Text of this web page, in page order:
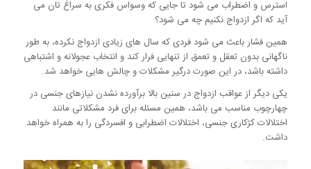
استرس و اضطراب می شود تا جایی که وسواس فکری به سراغ تان می
آید که اگر ازدواج نکنیم چه می شود؟
همین فشار باعث می شود فردی که سال های زیادی ازدواج نکرده، به طور
ناگهانی بدون تعقل و تعمق از تنهایی فرار کند و انتخاب عجولانه و اشتباهی
داشته باشد، در این صورت درگیر مشکلات و چالش هایی خواهد شد.
یکی دیگر از عواقب ازدواج در سنین بالا برآورده نشدن نیازهای جنسی در
چهارچوب مناسب می باشد، همین مسئله برای فرد مشکلاتی مانند
اختلالات کژکاری جنسی، اختلالات اضطرابی و افسردگی را به همراه خواهد
داشت.